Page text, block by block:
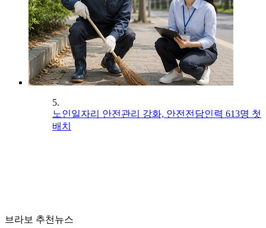
5.
노인일자리 안전관리 강화, 안전전담인력 613명 첫
배치
브라보 추천뉴스